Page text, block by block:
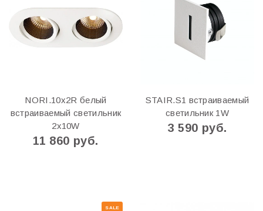
NORI.10x2R белый
встраиваемый светильник
2x10W
11 860 руб.
STAIR.S1 встраиваемый
светильник 1W
3 590 руб.
SALE